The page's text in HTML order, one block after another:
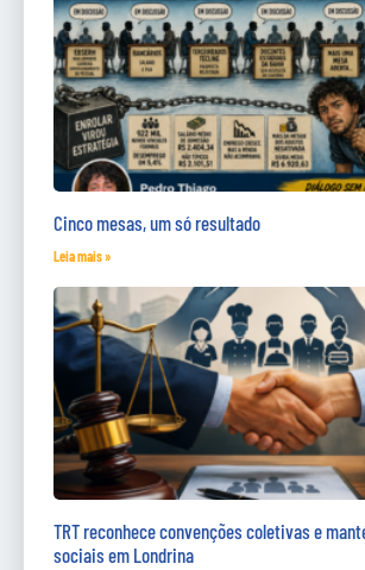
Cinco mesas, um só resultado
Leia mais »
TRT reconhece convenções coletivas e
sociais em Londrina